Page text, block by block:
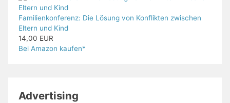
Familienkonferenz: Die Lösung von Konflikten zwischen
Eltern und Kind
14,00 EUR
Bei Amazon kaufen*
Advertising